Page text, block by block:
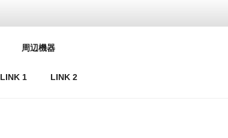
周辺機器
LINK 1 LINK 2